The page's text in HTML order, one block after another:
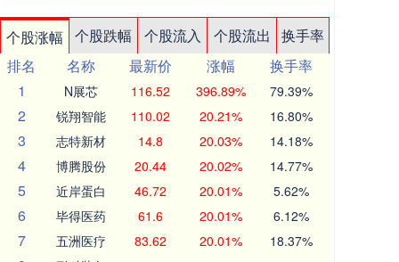
个股涨幅 个股跌幅 个股流入 个股流出
换手率
排名
名称 最新价 涨幅
换手率
1
N展芯 116.52 396.89% 79.39%
2 锐翔智能 110.02 20.21% 16.80%
3 志特新材 14.8 20.03% 14.18%
4 博腾股份 20.44 20.02% 14.77%
5 近岸蛋白 46.72 20.01% 5.62%
6 毕得医药 61.6 20.01% 6.12%
7 五洲医疗 83.62 20.01% 18.37%